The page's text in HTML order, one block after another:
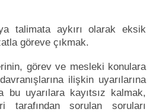
talimata aykırı olarak eksik
göreve çıkmak.
görev ve mesleki konulara
ilişkin uyarılarına
bu uyarılara kayıtsız kalmak,
sorulan soruları